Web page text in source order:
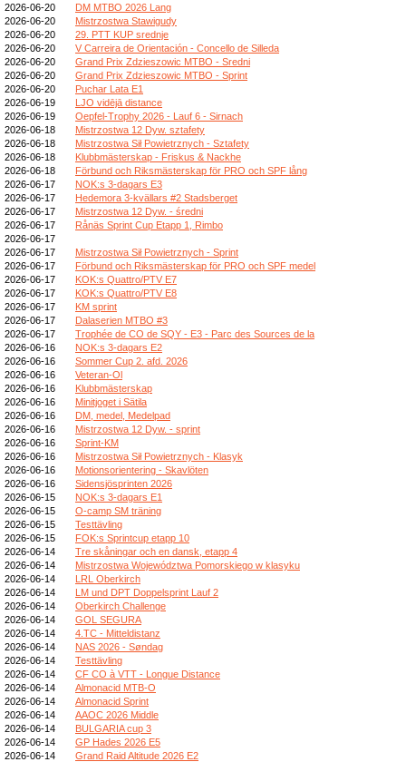
2026-06-20
DM MTBO 2026 Lang
2026-06-20
Mistrzostwa Stawigudy
2026-06-20
29. PTT KUP srednje
2026-06-20
V Carreira de Orientación - Concello de Silleda
2026-06-20
Grand Prix Zdzieszowic MTBO - Sredni
2026-06-20
Grand Prix Zdzieszowic MTBO - Sprint
2026-06-20
Puchar Lata E1
2026-06-19
LJO vidējā distance
2026-06-19
Oepfel-Trophy 2026 - Lauf 6 - Sirnach
2026-06-18
Mistrzostwa 12 Dyw. sztafety
2026-06-18
Mistrzostwa Sił Powietrznych - Sztafety
2026-06-18
Klubbmästerskap - Friskus & Nackhe
2026-06-18
Förbund och Riksmästerskap för PRO och SPF lång
2026-06-17
NOK:s 3-dagars E3
2026-06-17
Hedemora 3-kvällars #2 Stadsberget
2026-06-17
Mistrzostwa 12 Dyw. - średni
2026-06-17
Rånäs Sprint Cup Etapp 1, Rimbo
2026-06-17
2026-06-17
Mistrzostwa Sił Powietrznych - Sprint
2026-06-17
Förbund och Riksmästerskap för PRO och SPF medel
2026-06-17
KOK:s Quattro/PTV E7
2026-06-17
KOK:s Quattro/PTV E8
2026-06-17
KM sprint
2026-06-17
Dalaserien MTBO #3
2026-06-17
Trophée de CO de SQY - E3 - Parc des Sources de la
2026-06-16
NOK:s 3-dagars E2
2026-06-16
Sommer Cup 2. afd. 2026
2026-06-16
Veteran-Ol
2026-06-16
Klubbmästerskap
2026-06-16
Minitjoget i Sätila
2026-06-16
DM, medel, Medelpad
2026-06-16
Mistrzostwa 12 Dyw. - sprint
2026-06-16
Sprint-KM
2026-06-16
Mistrzostwa Sił Powietrznych - Klasyk
2026-06-16
Motionsorientering - Skavlöten
2026-06-16
Sidensjösprinten 2026
2026-06-15
NOK:s 3-dagars E1
2026-06-15
O-camp SM träning
2026-06-15
Testtävling
2026-06-15
FOK:s Sprintcup etapp 10
2026-06-14
Tre skåningar och en dansk, etapp 4
2026-06-14
Mistrzostwa Województwa Pomorskiego w klasyku
2026-06-14
LRL Oberkirch
2026-06-14
LM und DPT Doppelsprint Lauf 2
2026-06-14
Oberkirch Challenge
2026-06-14
GOL SEGURA
2026-06-14
4.TC - Mitteldistanz
2026-06-14
NAS 2026 - Søndag
2026-06-14
Testtävling
2026-06-14
CF CO à VTT - Longue Distance
2026-06-14
Almonacid MTB-O
2026-06-14
Almonacid Sprint
2026-06-14
AAOC 2026 Middle
2026-06-14
BULGARIA cup 3
2026-06-14
GP Hades 2026 E5
2026-06-14
Grand Raid Altitude 2026 E2